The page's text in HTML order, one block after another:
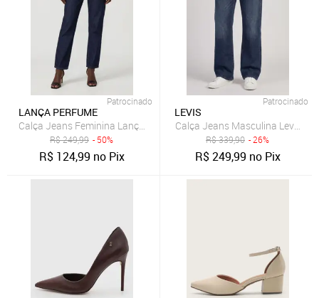
Patrocinado
LANÇA PERFUME
Calça Jeans Feminina Lança Perfume Mom Luna Azul
R$249,99 - 50%
R$ 124,99 no Pix
Patrocinado
LEVIS
Calça Jeans Masculina Levis
R$339,90 - 26%
R$249,99 no Pix